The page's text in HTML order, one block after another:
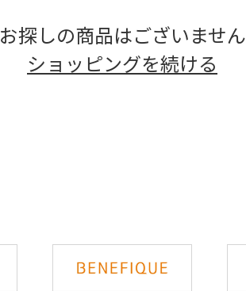
お探しの商品はございません
ショッピングを続ける